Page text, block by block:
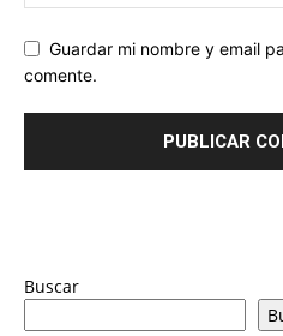
Guardar mi nombre y email
comente.
Buscar